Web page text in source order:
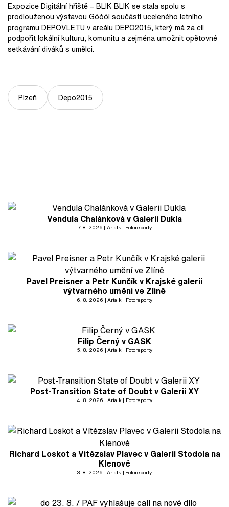
Expozice Digitální hřiště – BLIK BLIK se stala spolu s
prodlouženou výstavou Góóól součástí uceleného letního
programu DEPOVLETU v areálu DEPO2015, který má za cíl
podpořit lokální kulturu, komunitu a zejména umožnit opětovné
setkávání diváků s umělci.
Plzeň Depo2015
Vendula Chalánková v Galerii Dukla
7. 8. 2026 Artalk Fotoreporty
Pavel Preisner a Petr Kunčík v Krajské galerii
výtvarného umění ve Zlíně
6. 8. 2026 Artalk Fotoreporty
Filip Černý v GASK
5. 8. 2026 Artalk Fotoreporty
Post-Transition State of Doubt v Galerii XY
4. 8. 2026 Artalk Fotoreporty
Richard Loskot a Vítězslav Plavec v Galerii Stodola na
Klenové
3. 8. 2026 Artalk Fotoreporty